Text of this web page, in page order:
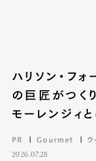
ハリソン・フォ
の巨匠がつく
モーレンジィと
PR Gourmet ウ
2026.07.28